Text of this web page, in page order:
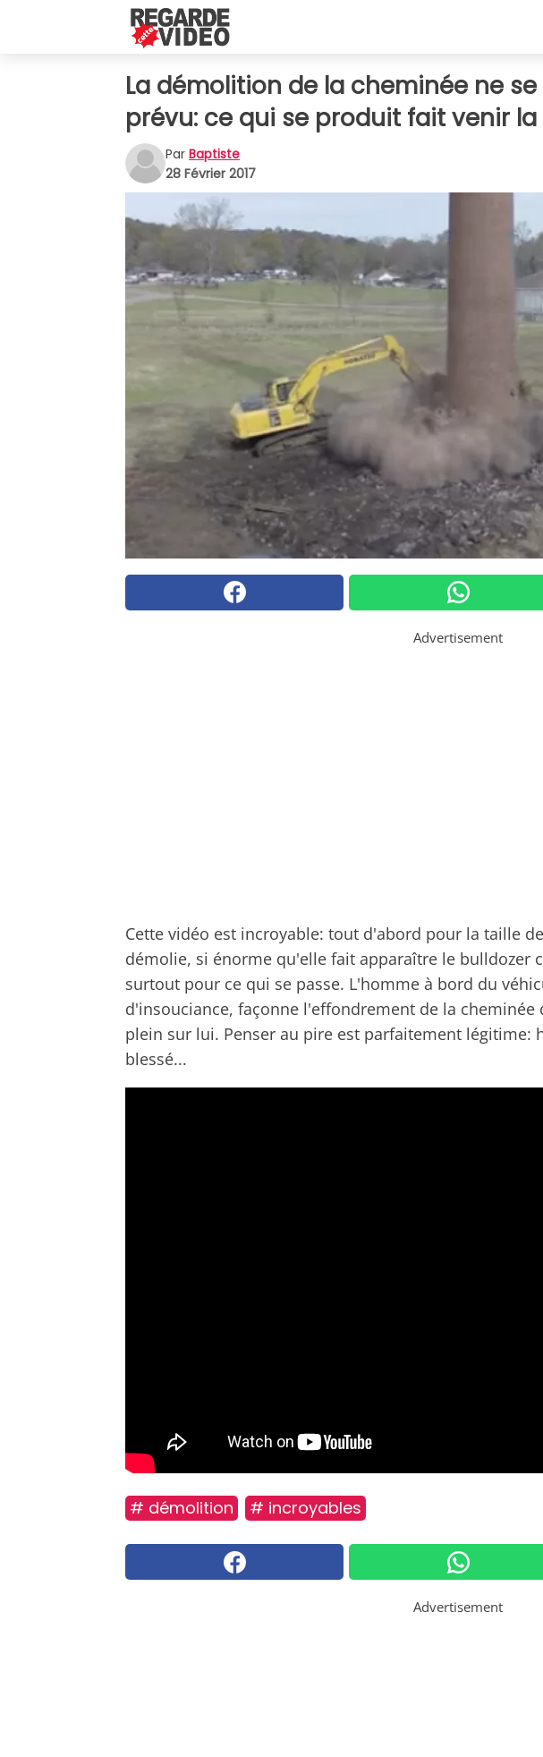
La démolition de la cheminée ne
prévu: ce qui se produit fait venir
Par Baptiste
28 Février 2017
Advertisement
Cette vidéo est incroyable: tout d'abord pour la taille
démolie, si énorme qu'elle fait apparaître le bulldozer
surtout pour ce qui se passe. L'homme à bord du
d'insouciance, façonne l'effondrement de la
plein sur lui. Penser au pire est parfaitement légitime:
blessé...
# démolition # incroyables
Advertisement